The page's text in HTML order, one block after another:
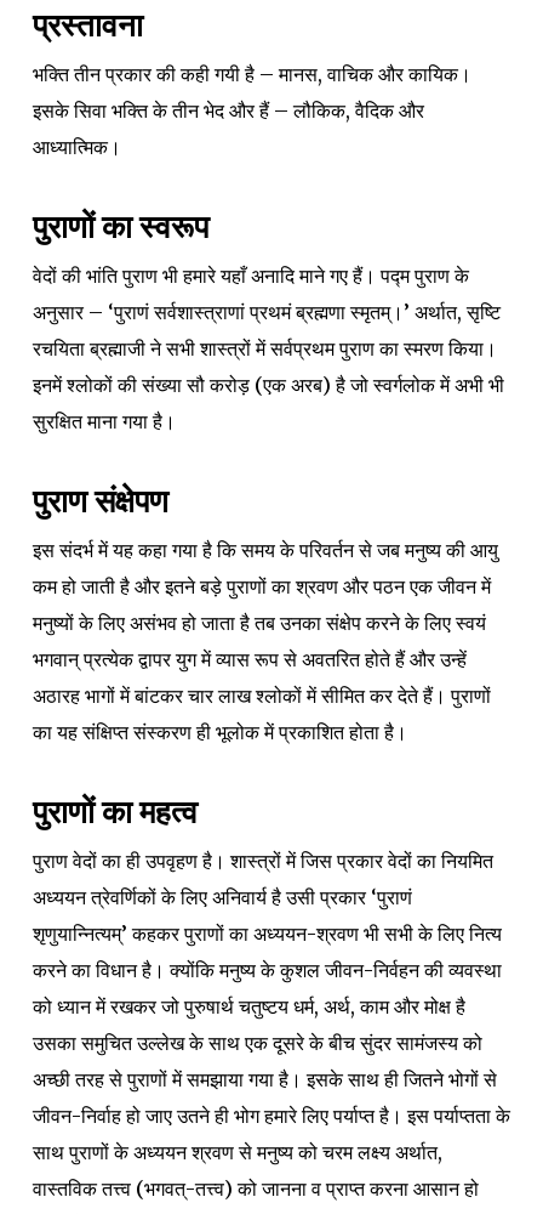
प्रस्तावना
भक्ति तीन प्रकार की कही गयी है – मानस, वाचिक और कायिक।
इसके सिवा भक्ति के तीन भेद और हैं – लौकिक, वैदिक और
आध्यात्मिक।
पुराणों का स्वरूप
वेदों की भांति पुराण भी हमारे यहाँ अनादि माने गए हैं। पद्म पुराण के
अनुसार – ‘पुराणं सर्वशास्त्राणां प्रथमं ब्रह्मणा स्मृतम्।’ अर्थात, सृष्टि
रचयिता ब्रह्माजी ने सभी शास्त्रों में सर्वप्रथम पुराण का स्मरण किया।
इनमें श्लोकों की संख्या सौ करोड़ (एक अरब) है जो स्वर्गलोक में अभी भी
सुरक्षित माना गया है।
पुराण संक्षेपण
इस संदर्भ में यह कहा गया है कि समय के परिवर्तन से जब मनुष्य की आयु
कम हो जाती है और इतने बड़े पुराणों का श्रवण और पठन एक जीवन में
मनुष्यों के लिए असंभव हो जाता है तब उनका संक्षेप करने के लिए स्वयं
भगवान् प्रत्येक द्वापर युग में व्यास रूप से अवतरित होते हैं और उन्हें
अठारह भागों में बांटकर चार लाख श्लोकों में सीमित कर देते हैं। पुराणों
का यह संक्षिप्त संस्करण ही भूलोक में प्रकाशित होता है।
पुराणों का महत्व
पुराण वेदों का ही उपवृहण है। शास्त्रों में जिस प्रकार वेदों का नियमित
अध्ययन त्रेवर्णिकों के लिए अनिवार्य है उसी प्रकार ‘पुराणं
शृणुयान्नित्यम्’ कहकर पुराणों का अध्ययन-श्रवण भी सभी के लिए नित्य
करने का विधान है। क्योंकि मनुष्य के कुशल जीवन-निर्वहन की व्यवस्था
को ध्यान में रखकर जो पुरुषार्थ चतुष्टय धर्म, अर्थ, काम और मोक्ष है
उसका समुचित उल्लेख के साथ एक दूसरे के बीच सुंदर सामंजस्य को
अच्छी तरह से पुराणों में समझाया गया है। इसके साथ ही जितने भोगों से
जीवन-निर्वाह हो जाए उतने ही भोग हमारे लिए पर्याप्त है। इस पर्याप्तता के
साथ पुराणों के अध्ययन श्रवण से मनुष्य को चरम लक्ष्य अर्थात,
वास्तविक तत्त्व (भगवत्-तत्त्व) को जानना व प्राप्त करना आसान हो